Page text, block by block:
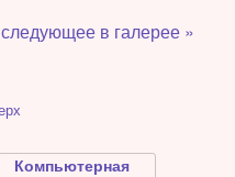
следующее в галерее »
Компьютерная